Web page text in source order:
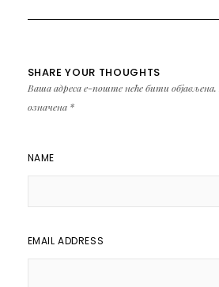
SHARE YOUR THOUGHTS
Ваша адреса е-поште неће бити објављена.
означена *
NAME
EMAIL ADDRESS